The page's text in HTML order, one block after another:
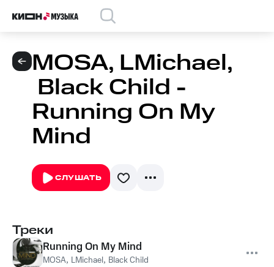
MOSA, LMichael,
Black Child -
Running On My
Mind
СЛУШАТЬ
Треки
Running On My Mind
MOSA, LMichael, Black Child